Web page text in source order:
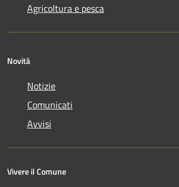
Agricoltura e pesca
Novità
Notizie
Comunicati
Avvisi
Vivere il Comune